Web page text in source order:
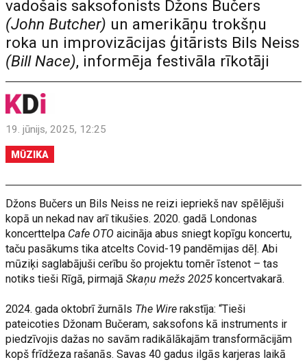
vadošais saksofonists Džons Bučers
(John Butcher) un amerikāņu trokšņu
roka un improvizācijas ģitārists Bils Neiss
(Bill Nace), informēja festivāla rīkotāji
19. jūnijs, 2025, 12:25
MŪZIKA
Džons Bučers un Bils Neiss ne reizi iepriekš nav spēlējuši
kopā un nekad nav arī tikušies. 2020. gadā Londonas
koncerttelpa Cafe OTO aicināja abus sniegt kopīgu koncertu,
taču pasākums tika atcelts Covid-19 pandēmijas dēļ. Abi
mūziķi saglabājuši cerību šo projektu tomēr īstenot – tas
notiks tieši Rīgā, pirmajāSkaņu mežs 2025 koncertvakarā.
2024. gada oktobrī žurnāls The Wire rakstīja: “Tieši
pateicoties Džonam Bučeram, saksofons kā instruments ir
piedzīvojis dažas no savām radikālākajām transformācijām
kopš frīdžeza rašanās. Savas 40 gadus ilgās karjeras laikā